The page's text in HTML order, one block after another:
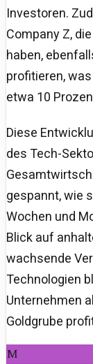
Investoren.
Company Z,
haben,
profitieren,
etwa 10
Diese
des Tech-
gespannt, wie
Wochen und
Blick auf
wachsende
Technologien
Unternehmen
Goldgrube
M